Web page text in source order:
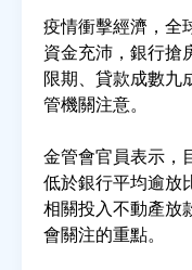
疫情衝擊經濟，全
資金充沛，銀行搶
限期、貸款成數九
管機關注意。
金管會官員表示，
低於銀行平均逾放
相關投入不動產放
會關注的重點。